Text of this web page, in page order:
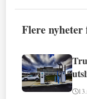
Flere